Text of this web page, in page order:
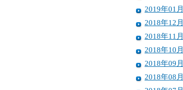
2019年01月
2018年12月
2018年11月
2018年10月
2018年09月
2018年08月